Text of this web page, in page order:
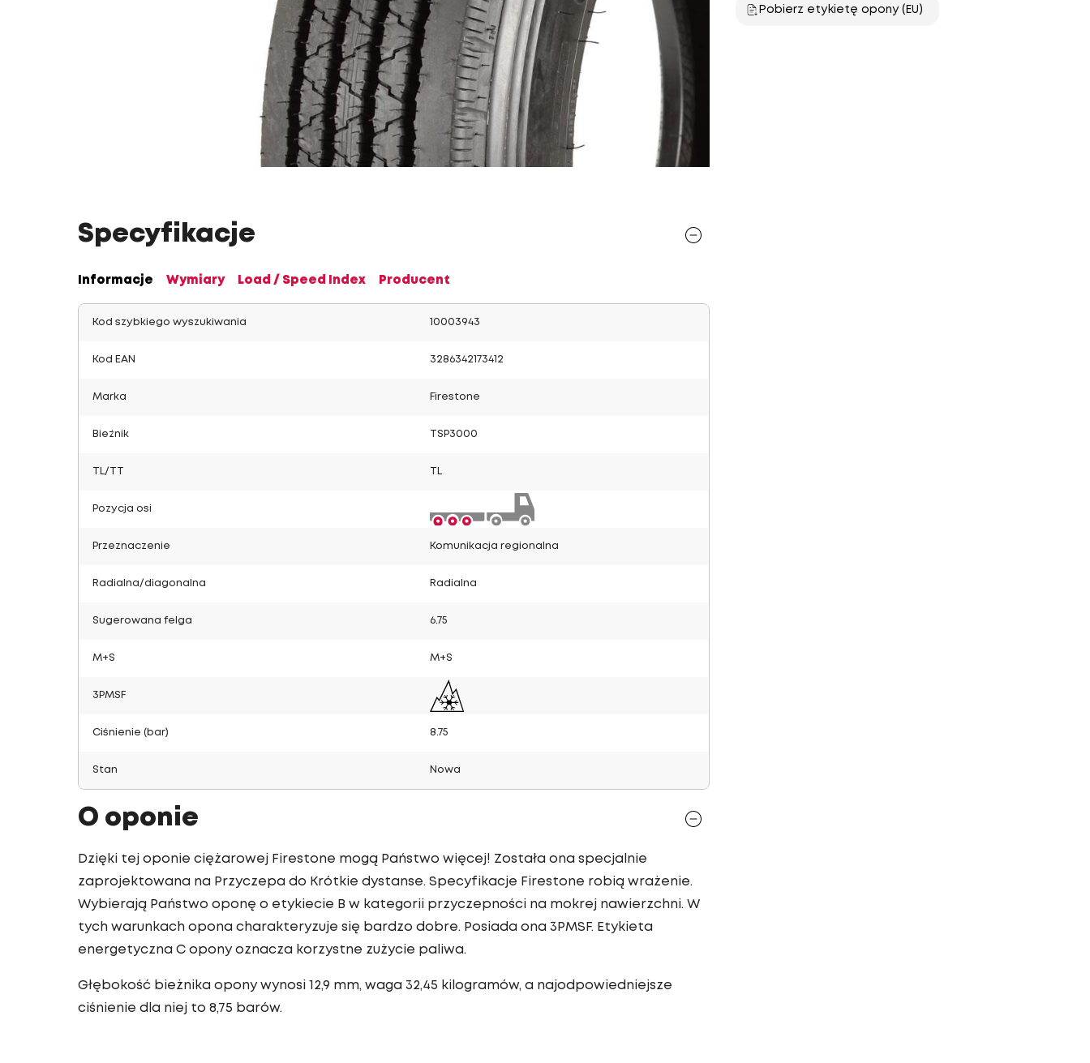
Pobierz etykietę opony (EU)
Specyfikacje
Informacje Wymiary Load / Speed Index Producent
Kod szybkiego wyszukiwania 10003943
Kod EAN 3286342173412
Marka Firestone
Bieżnik TSP3000
TL/TT
Pozycja osi
Przeznaczenie Komunikacja regionalna
Radialna/diagonalna Radialna
Sugerowana felga 6.75
M+S M+S
3PMSF
Ciśnienie (bar) 8.75
Stan Nowa
O oponie
Dzięki tej oponie ciężarowej Firestone mogą Państwo więcej! Została ona specjalnie
zaprojektowana na Przyczepa do Krótkie dystanse. Specyfikacje Firestone robią wrażenie.
Wybierają Państwo oponę o etykiecie B w kategorii przyczepności na mokrej nawierzchni. W
tych warunkach opona charakteryzuje się bardzo dobre. Posiada ona 3PMSF. Etykieta
energetyczna C opony oznacza korzystne zużycie paliwa.
Głębokość bieżnika opony wynosi 12,9 mm, waga 32,45 kilogramów, a najodpowiedniejsze
ciśnienie dla niej to 8,75 barów.